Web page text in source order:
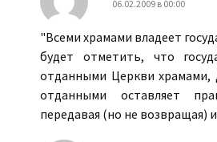
06.02.2009 в 00:00
"Всеми храмами владеет
будет отметить, что
отданными Церкви храмами,
отданными оставляет
передавая (но не возвращая)